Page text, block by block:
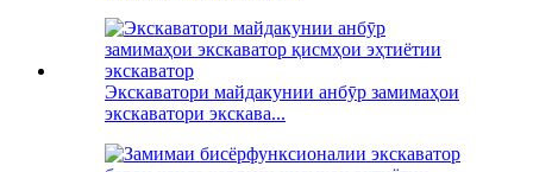
Экскаватори майдакунии анбӯр замимаҳои
экскаватори экскава...